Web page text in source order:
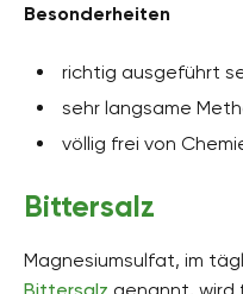
Besonderheiten
richtig ausgeführt
sehr langsame
völlig frei von
Bittersalz
Magnesiumsulfat, im